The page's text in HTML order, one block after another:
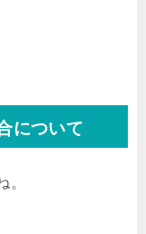
について
。